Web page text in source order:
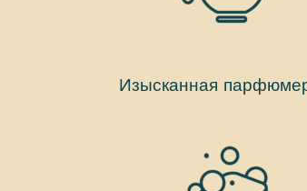
Изысканная